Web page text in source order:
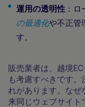
運用の透明性 ：
の最適化や不正管
す。
販売業者は、越境
も考慮すべきです
れがあります。なぜ
来同じウェブサイト